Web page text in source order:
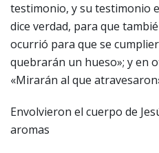
testimonio, y su testimonio
dice verdad, para que
ocurrió para que se
quebrarán un hueso»; y en
«Mirarán al que
Envolvieron el cuerpo de
aromas